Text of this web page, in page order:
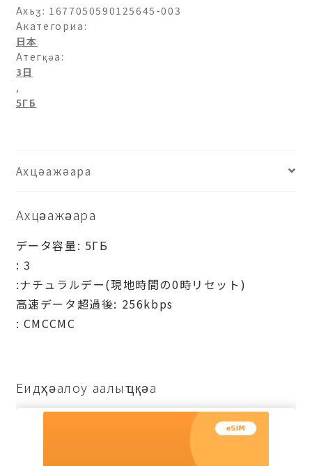
コ
モ)5ГБ-3
日
(Аԥсабаратә
мшы)
ашәагаа
Ахьӡ: 1677050590125645-003
Акатегориа:
日本
Атегқәа:
3日
,
5ГБ
Ахцәажәара
Ахцәажәара
データ容量: 5ГБ
: 3
:ナチュラルデー(現地時間の0時リセット)
高速データ超過後: 256kbps
: СМССМС
Еидҳәалоу аалыҵқәа